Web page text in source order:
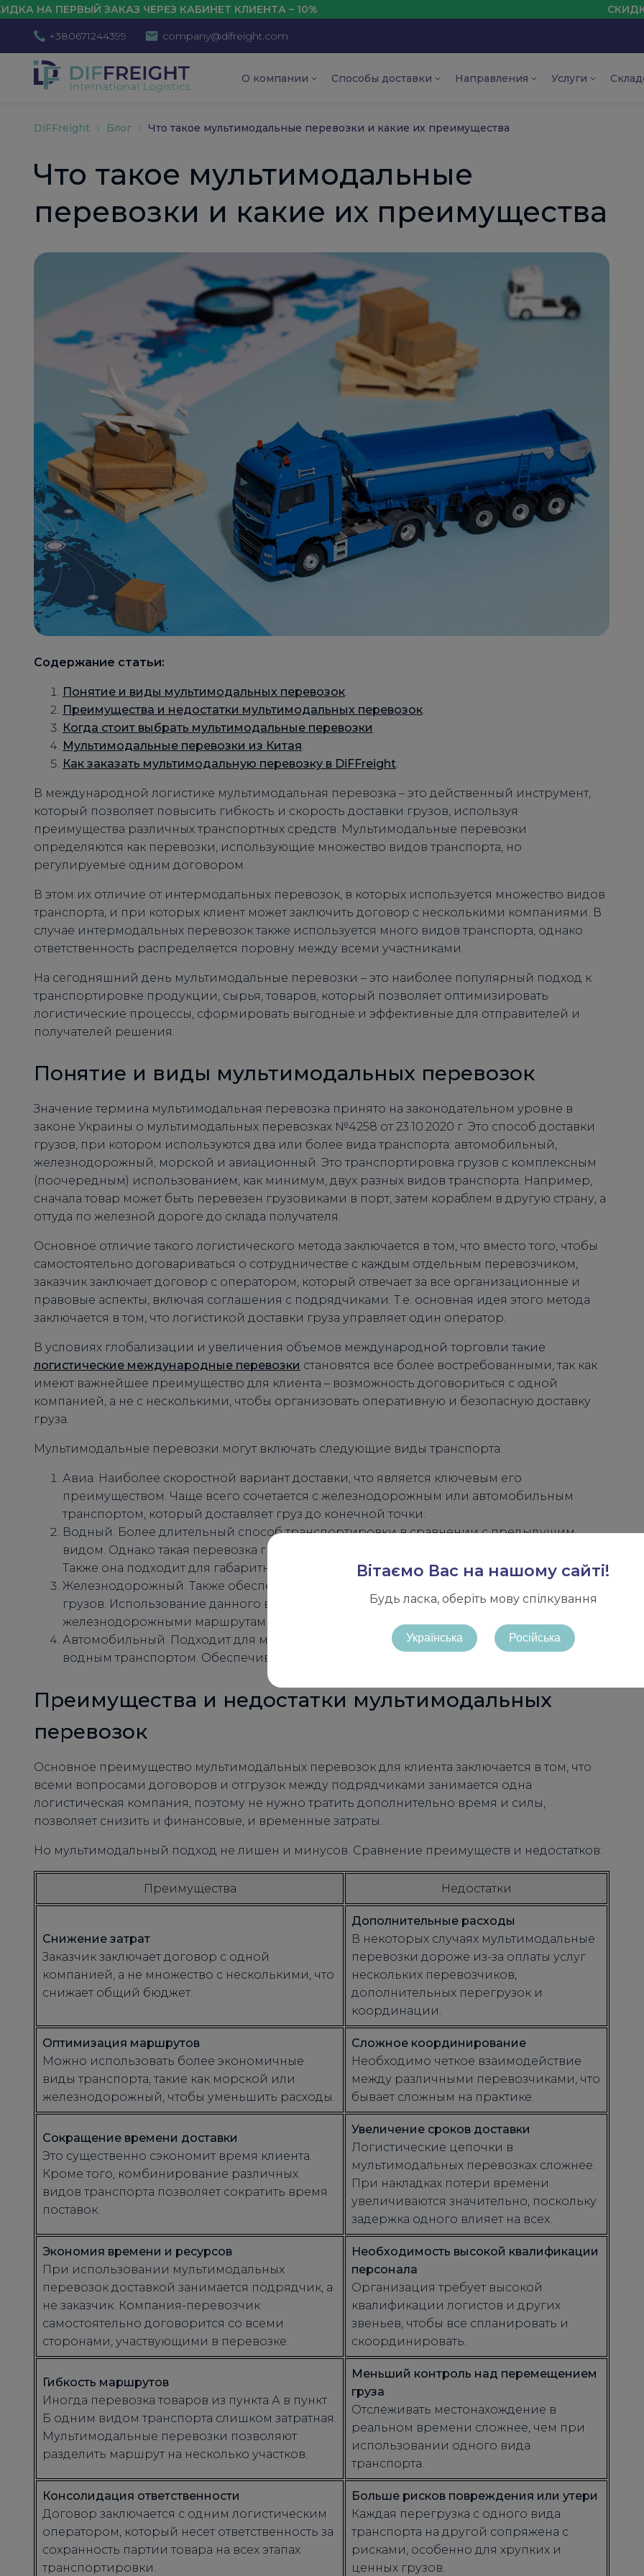
Вітаємо Вас на нашому сайті!
Будь ласка, оберіть мову спілкування
Українська Російська
ЗАКАЗ ЧЕРЕЗ КАБИНЕТ КЛИЕНТА – 10% СКИДКА НА
+380671244399 company@difreight.com
О компании Способы доставки Направления Услуги
DiFFreight Блог Что такое мультимодальные перевозки и какие их преимущества
Что такое мультимодальные
перевозки и какие их преимущества
Содержание статьи:
Понятие и виды мультимодальных перевозок.
Преимущества и недостатки мультимодальных перевозок.
Когда стоит выбрать мультимодальные перевозки.
Мультимодальные перевозки из Китая.
Как заказать мультимодальную перевозку в DiFFreight.
В международной логистике мультимодальная перевозка – это действенный инструмент,
который позволяет повысить гибкость и скорость доставки грузов, используя
преимущества различных транспортных средств. Мультимодальные перевозки
определяются как перевозки, использующие множество видов транспорта, но
регулируемые одним договором.
В этом их отличие от интермодальных перевозок, в которых используется множество видов
транспорта, и при которых клиент может заключить договор с несколькими компаниями. В
случае интермодальных перевозок также используется много видов транспорта, однако
ответственность распределяется поровну между всеми участниками.
На сегодняшний день мультимодальные перевозки – это наиболее популярный подход к
транспортировке продукции, сырья, товаров, который позволяет оптимизировать
логистические процессы, сформировать выгодные и эффективные для отправителей и
получателей решения.
Понятие и виды мультимодальных перевозок
Значение термина мультимодальная перевозка принято на законодательном уровне в
законе Украины о мультимодальных перевозках №4258 от 23.10.2020 г. Это способ доставки
грузов, при котором используются два или более вида транспорта: автомобильный,
железнодорожный, морской и авиационный. Это транспортировка грузов с комплексным
(поочередным) использованием, как минимум, двух разных видов транспорта. Например,
сначала товар может быть перевезен грузовиками в порт, затем кораблем в другую страну, а
оттуда по железной дороге до склада получателя.
Основное отличие такого логистического метода заключается в том, что вместо того, чтобы
самостоятельно договариваться о сотрудничестве с каждым отдельным перевозчиком,
заказчик заключает договор с оператором, который отвечает за все организационные и
правовые аспекты, включая соглашения с подрядчиками. Т.е. основная идея этого метода
заключается в том, что логистикой доставки груза управляет один оператор.
В условиях глобализации и увеличения объемов международной торговли такие
логистические международные перевозки становятся все более востребованными, так как
имеют важнейшее преимущество для клиента – возможность договориться с одной
компанией, а не с несколькими, чтобы организовать оперативную и безопасную доставку
груза.
Мультимодальные перевозки могут включать следующие виды транспорта:
Авиа. Наиболее скоростной вариант доставки, что является ключевым его
преимуществом. Чаще всего сочетается с железнодорожным или автомобильным
транспортом, который доставляет груз до конечной точки.
Водный. Более длительный способ транспортировки в сравнении с предыдущим
видом. Однако такая перевозка грузов позволяет доставлять крупные партии товаров.
Также она подходит для габаритных грузов.
Железнодорожный. Также обеспечивает возможность перевозить большие объемы
грузов. Использование данного вида транспорта ограничено существующими
железнодорожными маршрутами.
Автомобильный. Подходит для менее габаритных грузов, чем при доставке ж/д или
водным транспортом. Обеспечивает отгрузку товара непосредственно заказчику.
Преимущества и недостатки мультимодальных
перевозок
Основное преимущество мультимодальных перевозок для клиента заключается в том, что
всеми вопросами договоров и отгрузок между подрядчиками занимается одна
логистическая компания, поэтому не нужно тратить дополнительно время и силы,
позволяет снизить и финансовые, и временные затраты.
Но мультимодальный подход не лишен и минусов. Сравнение преимуществ и недостатков:
Преимущества Недостатки
Снижение затрат
Заказчик заключает договор с одной
компанией, а не множество с несколькими, что
снижает общий бюджет.
Дополнительные расходы
В некоторых случаях мультимодальные
перевозки дороже из-за оплаты услуг
нескольких перевозчиков,
дополнительных перегрузок и
координации.
Оптимизация маршрутов
Можно использовать более экономичные
виды транспорта, такие как морской или
железнодорожный, чтобы уменьшить расходы.
Сложное координирование
Необходимо четкое взаимодействие
между различными перевозчиками, что
бывает сложным на практике.
Сокращение времени доставки
Это существенно сэкономит время клиента.
Кроме того, комбинирование различных
видов транспорта позволяет сократить время
поставок.
Увеличение сроков доставки
Логистические цепочки в
мультимодальных перевозках сложнее.
При накладках потери времени
увеличиваются значительно, поскольку
задержка одного влияет на всех.
Экономия времени и ресурсов
При использовании мультимодальных
перевозок доставкой занимается подрядчик, а
не заказчик. Компания-перевозчик
самостоятельно договорится со всеми
сторонами, участвующими в перевозке.
Необходимость высокой квалификации
персонала
Организация требует высокой
квалификации логистов и других
звеньев, чтобы все спланировать и
скоординировать.
Гибкость маршрутов
Иногда перевозка товаров из пункта А в пункт
Б одним видом транспорта слишком затратная.
Мультимодальные перевозки позволяют
разделить маршрут на несколько участков.
Меньший контроль над перемещением
груза
Отслеживать местонахождение в
реальном времени сложнее, чем при
использовании одного вида
транспорта.
Консолидация ответственности
Договор заключается с одним логистическим
оператором, который несет ответственность за
сохранность партии товара на всех этапах
транспортировки.
Больше рисков повреждения или утери
Каждая перегрузка с одного вида
транспорта на другой сопряжена с
рисками, особенно для хрупких и
ценных грузов.